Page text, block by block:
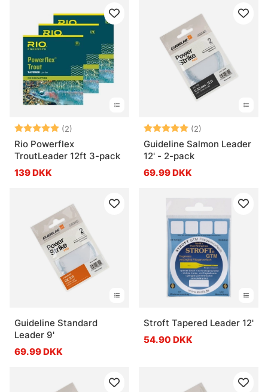
Vurdering: (2)
5.0 ud af 5 stjerner
Rio Powerflex
TroutLeader 12ft 3-pack
139 DKK
Vurdering: (2)
Guideline Salmon Leader
12' - 2-pack
69.99 DKK
Guideline Standard
Leader 9'
69.99 DKK
Stroft Tapered Leader 12'
54.90 DKK